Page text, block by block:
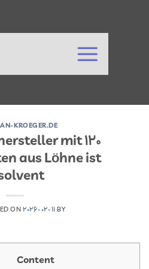
KROEGER.DE
mit 120
aus Löhne ist
insolvent
POSTED ON2026-02-11
Content